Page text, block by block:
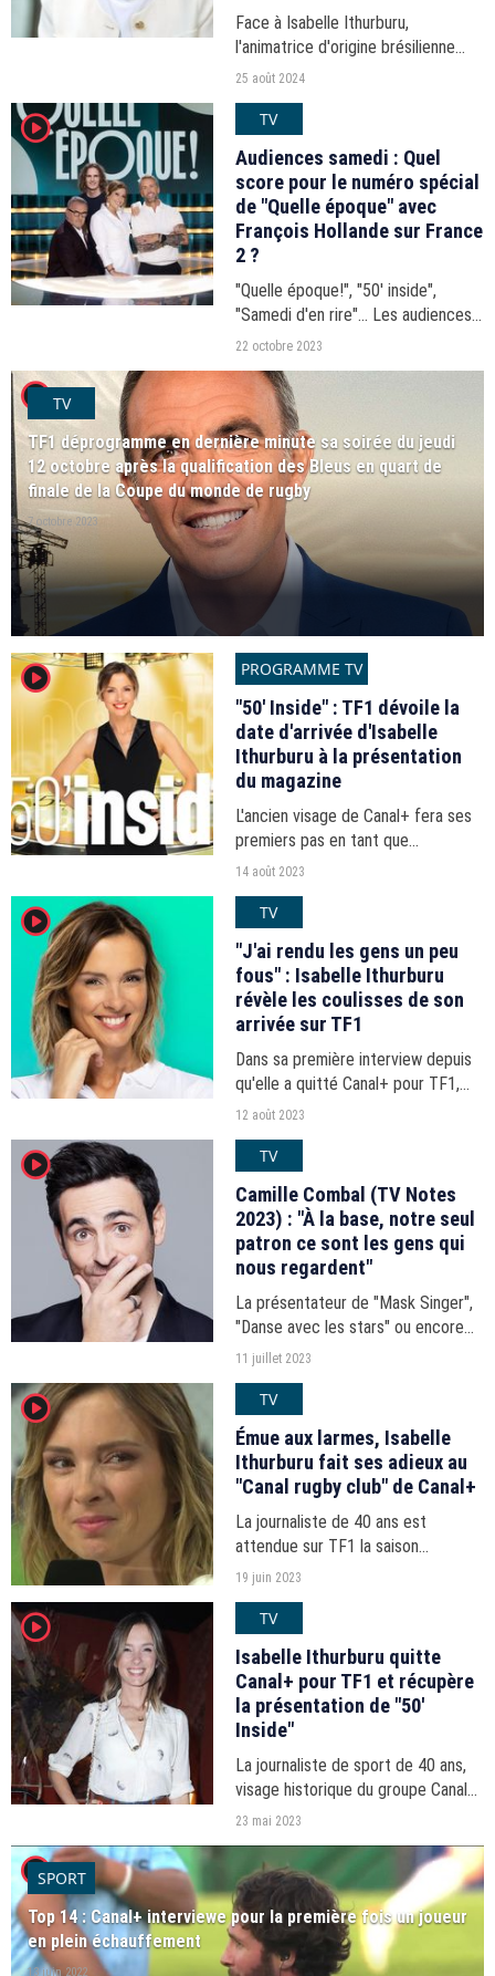
Face à Isabelle Ithurburu,
l'animatrice d'origine brésilienne
s'est exprimée avec beaucoup
sur la Une.
25 août 2024
player2 TV
Audiences samedi : Quel
score pour le numéro spécial
de "Quelle époque" avec
François Hollande sur France
2 ?
"Quelle époque!", "50' inside",
"Samedi d'en rire"... Les audiences
de la journée du samedi 21 octobre
22 octobre 2023
player2TV
TF1 déprogramme en dernière minute sa soirée du jeudi
12 octobre après la qualification des Bleus en quart de
finale de la Coupe du monde de rugby
7 octobre 2023
player2 PROGRAMME TV
"50' Inside" : TF1 dévoile la
date d'arrivée d'Isabelle
Ithurburu à la présentation
du magazine
L'ancien visage de Canal+ fera ses
premiers pas en tant que
remplaçant de Nikos Aliagas dans
2 septembre 2023.
14 août 2023
player2 TV
"J'ai rendu les gens un peu
fous" : Isabelle Ithurburu
révèle les coulisses de son
arrivée sur TF1
Dans sa première interview depuis
qu'elle a quitté Canal+ pour TF1,
Isabelle Ithurburu révèle les
événement.
12 août 2023
player2 TV
Camille Combal (TV Notes
2023) : "À la base, notre seul
patron ce sont les gens qui
nous regardent"
La présentateur de "Mask Singer",
"Danse avec les stars" ou encore
"Une famille en or" sur TF1 a
animateur de la saison. Camille
Combal se confie...
11 juillet 2023
player2 TV
Émue aux larmes, Isabelle
Ithurburu fait ses adieux au
"Canal rugby club" de Canal+
La journaliste de 40 ans est
attendue sur TF1 la saison
prochaine.
19 juin 2023
player2 TV
Isabelle Ithurburu quitte
Canal+ pour TF1 et récupère
la présentation de "50'
Inside"
La journaliste de sport de 40 ans,
visage historique du groupe Canal+,
animera également "Le mag" de la
diffusée sur TF1.
23 mai 2023
player2SPORT
Top 14 : Canal+ interviewe pour la première fois un joueur
en plein échauffement
13 juin 2022